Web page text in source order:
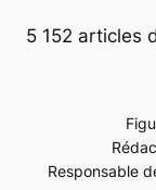
5 152 articles
Responsable